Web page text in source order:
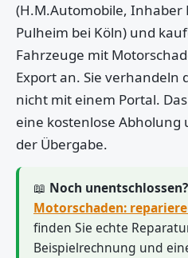
(H.M.Automobile, Inhaber
Pulheim bei Köln) und
Fahrzeuge mit
Export an. Sie verhandeln
nicht mit einem Portal.
eine kostenlose Abholung
der Übergabe.
📖 Noch unentschlossen?
Motorschaden:
finden Sie echte
Beispielrechnung und